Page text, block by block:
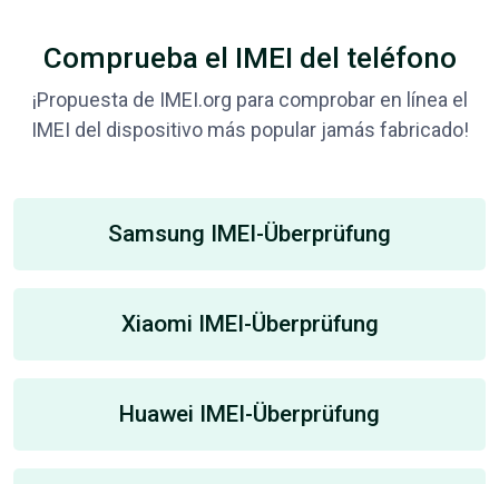
Comprueba el IMEI del teléfono
¡Propuesta de IMEI.org para comprobar en línea el
IMEI del dispositivo más popular jamás fabricado!
Samsung IMEI-Überprüfung
Xiaomi IMEI-Überprüfung
Huawei IMEI-Überprüfung